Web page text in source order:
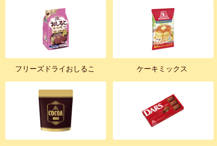
フリーズドライおしるこ ケーキミックス